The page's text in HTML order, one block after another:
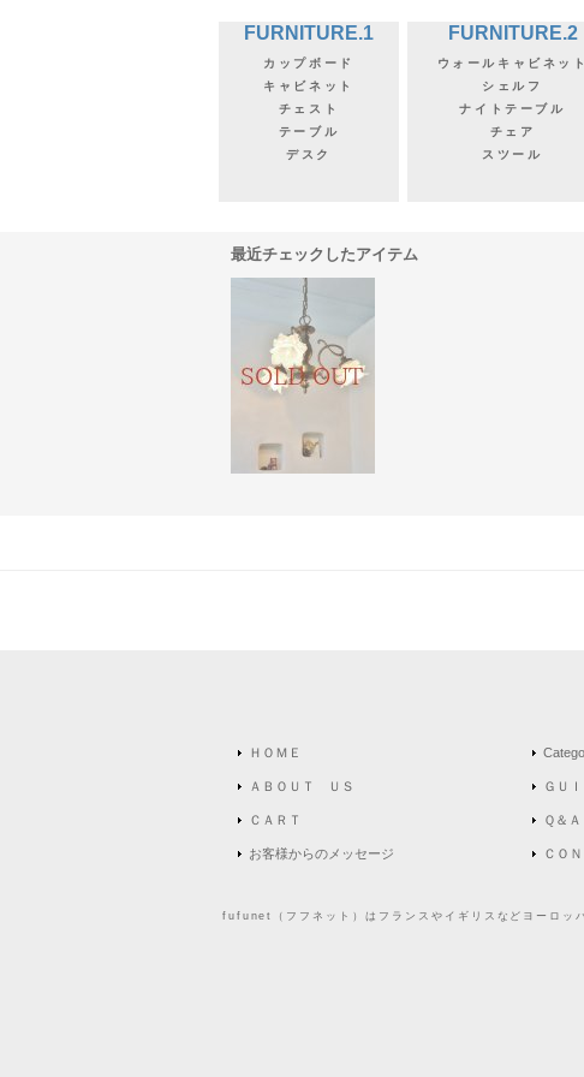
FURNITURE.1
カップボード
キャビネット
チェスト
テーブル
デスク
FURNITURE.2
ウォールキャビネット
シェルフ
ナイトテーブル
チェア
スツール
最近チェックしたアイテム
ＨＯＭＥ
ＡＢＯＵＴ ＵＳ
ＣＡＲＴ
お客様からのメッセージ
ＧＵＩ
Ｑ＆Ａ
ＣＯ
fufunet（フフネット）はフランスやイギリスなどヨーロッ